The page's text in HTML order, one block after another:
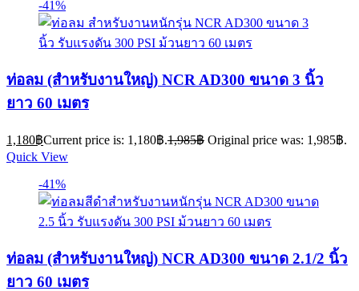
-41%
ท่อลม (สำหรับงานใหญ่) NCR AD300 ขนาด 3 นิ้ว
ยาว 60 เมตร
1,180฿Current price is: 1,180฿.1,985฿ Original price was: 1,985฿.
Quick View
-41%
ท่อลม (สำหรับงานใหญ่) NCR AD300 ขนาด 2.1/2 นิ้ว
ยาว 60 เมตร